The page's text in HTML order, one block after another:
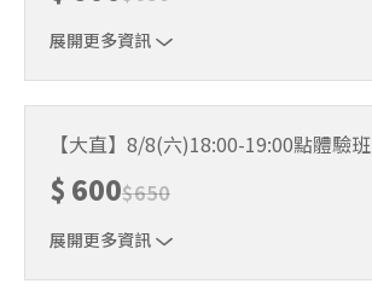
展開更多資訊
制。歡迎邀請親友一同報名參加，享受團
人數未達開班門檻，或因天候不佳無法如期
情況安排延期或併班處理。 ⚠️ 報名完成後
無法上課，僅提供課程延期選項，恕不退費
與課程異動規則】。報名後視為您已同意
【大直】8/8(六)18:00-19:00點體驗
$ 600$650
展開更多資訊